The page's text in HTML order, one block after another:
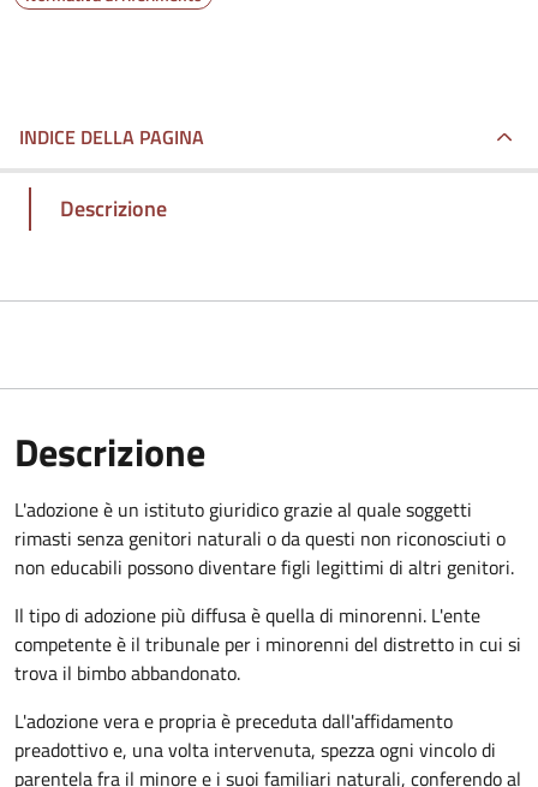
INDICE DELLA PAGINA
Descrizione
Descrizione
L'adozione è un istituto giuridico grazie al quale soggetti
rimasti senza genitori naturali o da questi non riconosciuti o
non educabili possono diventare figli legittimi di altri genitori.
Il tipo di adozione più diffusa è quella di minorenni. L'ente
competente è il tribunale per i minorenni del distretto in cui si
trova il bimbo abbandonato.
L'adozione vera e propria è preceduta dall'affidamento
preadottivo e, una volta intervenuta, spezza ogni vincolo di
parentela fra il minore e i suoi familiari naturali, conferendo al